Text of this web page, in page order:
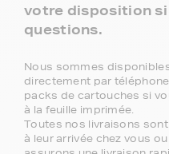
votre disposition si
questions.
Nous sommes
directement par
packs de cartouches si
à la feuille imprimée.
Toutes nos livraisons
à leur arrivée chez vous